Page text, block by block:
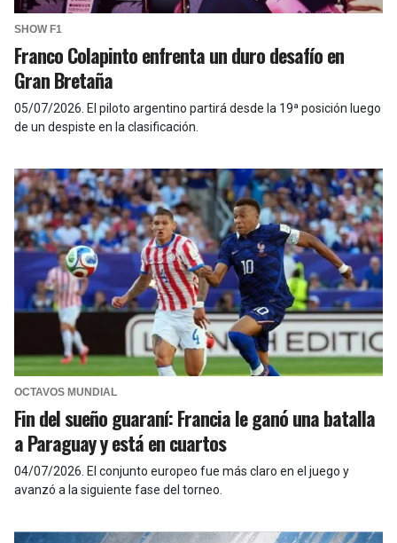
SHOW F1
Franco Colapinto enfrenta un duro desafío en
Gran Bretaña
05/07/2026 El piloto argentino partirá desde la 19ª posición luego
de un despiste en la clasificación.
OCTAVOS MUNDIAL
Fin del sueño guaraní: Francia le ganó una batalla
a Paraguay y está en cuartos
04/07/2026 El conjunto europeo fue más claro en el juego y
avanzó a la siguiente fase del torneo.